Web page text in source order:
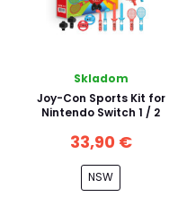
Skladom
Joy-Con Sports Kit for
Nintendo Switch 1 / 2
33,90 €
NSW